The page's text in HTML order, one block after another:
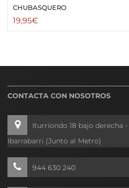
CHUBASQUERO
19,95€
CONTACTA CON NOSOTROS
Iturriondo 18 bajo derecha
Ibarrabarri (Junto al Metro)
944 630 240